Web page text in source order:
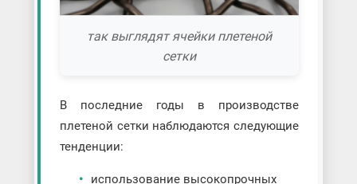
так выглядят ячейки плетеной
сетки
В последние годы в производстве
плетеной сетки наблюдаются следующие
тенденции:
использование высокопрочных